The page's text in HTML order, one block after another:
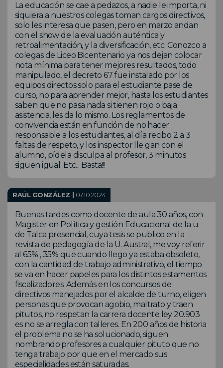
La educación se cae a pedazos, a nadie le importa, ni
siquiera a nuestros colegas toman cargos directivos,
solo les interesa que pasen, pero en marzo andan
con el show de la evaluación auténtica y
retroalimentación, y la diversificación, etc. Conozco a
colegas de Liceo Bicentenario ya nos dejan colocar
nota mínima para tener mejores resultados, todo
manipulado, el decreto 67 fue instalado por los
equipos directos solo para el estudiante pase de
curso, no para aprender mejor, hasta los estudiantes
saben que no pasa nada si tienen rojo o baja
asistencia, les da lo mismo. Los reglamentos de
convivencia están en función de no hacer
responsable a los estudiantes, al día recibo 2 a 3
faltas de respeto, y los inspector lle gan con el
alumno, pídela disculpa al profesor, 3 minutos
siguen igual. Etc... Basta!!!
RAÚL GONZÁLEZ | 07.10.2024
Buenas tardes como docente de aula 30 años, con
Magister en Política y gestión Educacional de la u.
de Talca presencial, cuya tesis se publico en la
revista de pedagogía de la U. Austral, me voy referir
al 65% , 35% que cuando llego ya estaba obsoleto,
con la cantidad de trabajo administrativo, el tiempo
se va en hacer papeles para los distintos estamentos
fiscalizadores. Además en los concursos de
directivos manejados por el alcalde de turno, eligen
personas que provocan agobio, maltrato y traen
pitutos, no respetan la carrera docente ley 20.903
es no se arregla con talleres. En 200 años de historia
el problema no se ha solucionado, siguen
nombrando profesores a cualquier pituto que no
tenga trabajo por que en el mercado sus
especialidades están saturadas.